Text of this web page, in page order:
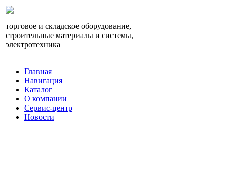
торговое и складское оборудование,
строительные материалы и системы,
электротехника
Главная
Навигация
Каталог
О компании
Сервис-центр
Новости